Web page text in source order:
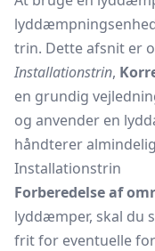
trin. Dette afsnit er
Installationstrin,
en grundig
og anvender en
håndterer
Installationstrin
Forberedelse af
lyddæmper, skal du
frit for eventuelle